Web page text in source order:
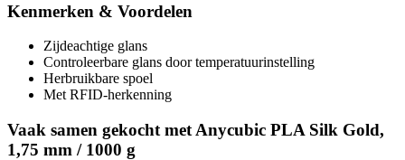
Kenmerken & Voordelen
Zijdeachtige glans
Controleerbare glans door temperatuurinstelling
Herbruikbare spoel
Met RFID-herkenning
Vaak samen gekocht met Anycubic PLA Silk Gold,
1,75 mm / 1000 g